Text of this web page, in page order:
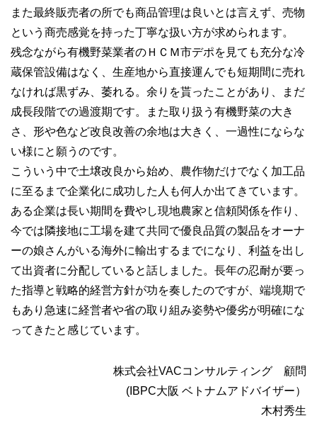
また最終販売者の所でも商品管理は良いとは言えず、売物
という商売感覚を持った丁寧な扱い方が求められます。
残念ながら有機野菜業者のＨＣＭ市デポを見ても充分な冷
蔵保管設備はなく、生産地から直接運んでも短期間に売れ
なければ黒ずみ、萎れる。余りを貰ったことがあり、まだ
成長段階での過渡期です。また取り扱う有機野菜の大き
さ、形や色など改良改善の余地は大きく、一過性にならな
い様にと願うのです。
こういう中で土壌改良から始め、農作物だけでなく加工品
に至るまで企業化に成功した人も何人か出てきています。
ある企業は長い期間を費やし現地農家と信頼関係を作り、
今では隣接地に工場を建て共同で優良品質の製品をオーナ
ーの娘さんがいる海外に輸出するまでになり、利益を出し
て出資者に分配していると話しました。長年の忍耐が要っ
た指導と戦略的経営方針が功を奏したのですが、端境期で
もあり急速に経営者や省の取り組み姿勢や優劣が明確にな
ってきたと感じています。
株式会社VACコンサルティング 顧問
(IBPC大阪 ベトナムアドバイザー）
木村秀生